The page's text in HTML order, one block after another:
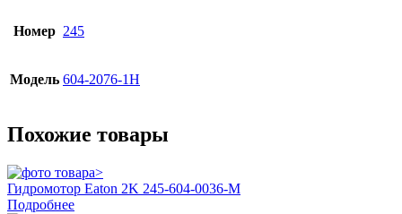
Номер 245
Модель 604-2076-1H
Похожие товары
Гидромотор Eaton 2K 245-604-0036-M
Подробнее